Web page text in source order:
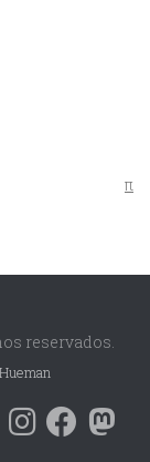
π
reservados.